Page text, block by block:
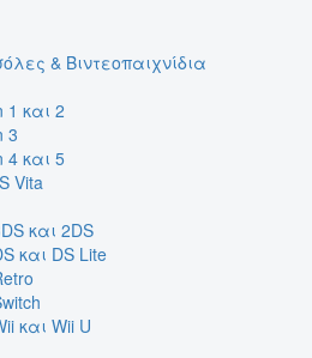
& Βιντεοπαιχνίδια
1 και 2
3
4 και 5
Vita
και 2DS
και DS Lite
και Wii U